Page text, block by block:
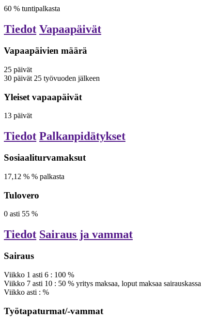
60 % tuntipalkasta
Tiedot Vapaapäivät
Vapaapäivien määrä
25 päivät
30 päivät 25 työvuoden jälkeen
Yleiset vapaapäivät
13 päivät
Tiedot Palkanpidätykset
Sosiaaliturvamaksut
17,12 % % palkasta
Tulovero
0 asti 55 %
Tiedot Sairaus ja vammat
Sairaus
Viikko 1 asti 6 : 100 %
Viikko 7 asti 10 : 50 % yritys maksaa, loput maksaa sairauskassa
Viikko asti : %
Työtapaturmat/-vammat